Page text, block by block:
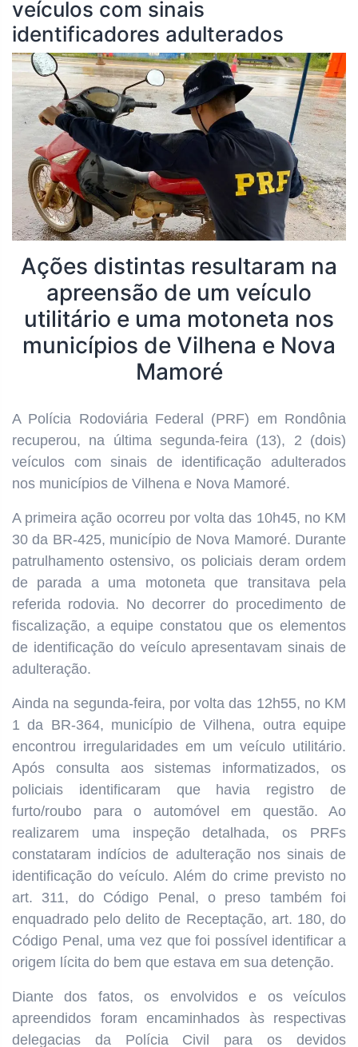
veículos com sinais
identificadores adulterados
Ações distintas resultaram na
apreensão de um veículo
utilitário e uma motoneta nos
municípios de Vilhena e Nova
Mamoré
A Polícia Rodoviária Federal (PRF) em Rondônia
recuperou, na última segunda-feira (13), 2 (dois)
veículos com sinais de identificação adulterados
nos municípios de Vilhena e Nova Mamoré.
A primeira ação ocorreu por volta das 10h45, no KM
30 da BR-425, município de Nova Mamoré. Durante
patrulhamento ostensivo, os policiais deram ordem
de parada a uma motoneta que transitava pela
referida rodovia. No decorrer do procedimento de
fiscalização, a equipe constatou que os elementos
de identificação do veículo apresentavam sinais de
adulteração.
Ainda na segunda-feira, por volta das 12h55, no KM
1 da BR-364, município de Vilhena, outra equipe
encontrou irregularidades em um veículo utilitário.
Após consulta aos sistemas informatizados, os
policiais identificaram que havia registro de
furto/roubo para o automóvel em questão. Ao
realizarem uma inspeção detalhada, os PRFs
constataram indícios de adulteração nos sinais de
identificação do veículo. Além do crime previsto no
art. 311, do Código Penal, o preso também foi
enquadrado pelo delito de Receptação, art. 180, do
Código Penal, uma vez que foi possível identificar a
origem lícita do bem que estava em sua detenção.
Diante dos fatos, os envolvidos e os veículos
apreendidos foram encaminhados às respectivas
delegacias da Polícia Civil para os devidos